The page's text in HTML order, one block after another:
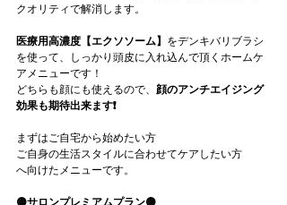
クオリティで解消します。
医療用高濃度【エクソソーム】 をデンキバリブラシ
を使って、しっかり頭皮に入れ込んで頂くホームケ
アメニューです！
どちらも顔にも使えるので、 顔のアンチエイジング
効果も期待出来ます❗️
まずはご自宅から始めたい方
ご自身の生活スタイルに合わせてケアしたい方
へ向けたメニューです。
🟡サロンプレミアムプラン🟡